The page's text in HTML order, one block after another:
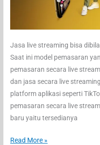
Jasa live streaming bisa
Saat ini model pemasaran
pemasaran secara live
dan jasa secara live
platform aplikasi seperti
pemasaran secara live
baru yaitu tersedianya
Live
Read More »